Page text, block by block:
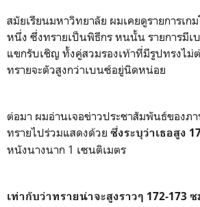
สมัยเรียนมหาวิทยาลัย ผมเคยดูรายการเก
หนึ่ง ซึ่งทรายเป็นพิธีกร หนนั้น รายการมีเ
แขกรับเชิญ ทั้งคู่สวมรองเท้าที่มีรูปทรงไม่
ทรายจะตัวสูงกว่าเบนซ์อยู่นิดหน่อย
ต่อมา ผมอ่านเจอข่าวประชาสัมพันธ์ของภ
ทรายไปร่วมแสดงด้วย ซึ่งระบุว่าเธอสูง
หนังนางนาก 1 เซนติเมตร
เท่ากับว่าทรายน่าจะสูงราวๆ 172-173